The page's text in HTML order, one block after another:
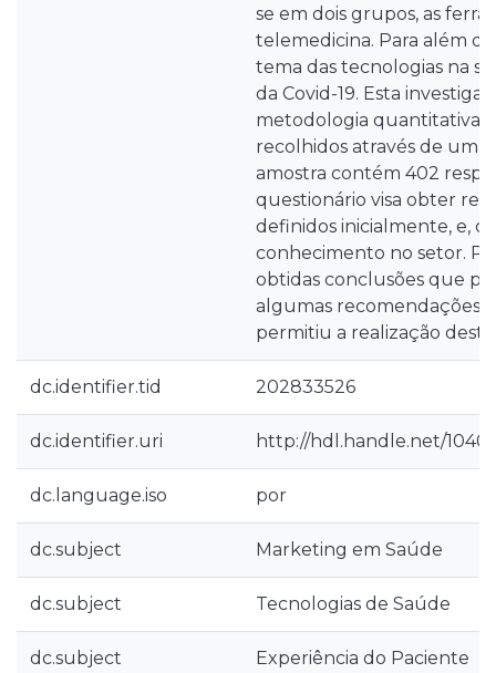
se em dois grupos, as
telemedicina. Para além
tema das tecnologias na
da Covid-19. Esta
metodologia quantitativa,
recolhidos através de um
amostra contém 402
questionário visa obter
definidos inicialmente, e,
conhecimento no setor.
obtidas conclusões que
algumas recomendações
permitiu a realização
dc.identifier.tid 202833526
dc.identifier.uri http://hdl.handle.net/
dc.language.iso por
dc.subject Marketing em Saúde
dc.subject Tecnologias de Saúde
dc.subject Experiência do Paciente